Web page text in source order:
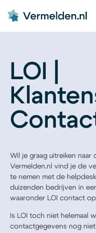
LOI |
Wil je graag uitreiken naar
Vermelden.nl vind je de
te nemen met de
duizenden bedrijven in
waaronder LOI contact
Is LOI toch niet helemaal
contactgegevens nog